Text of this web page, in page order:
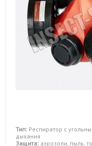
Тип: Респиратор с
дыхания
Защита: аэрозоли, пыль,